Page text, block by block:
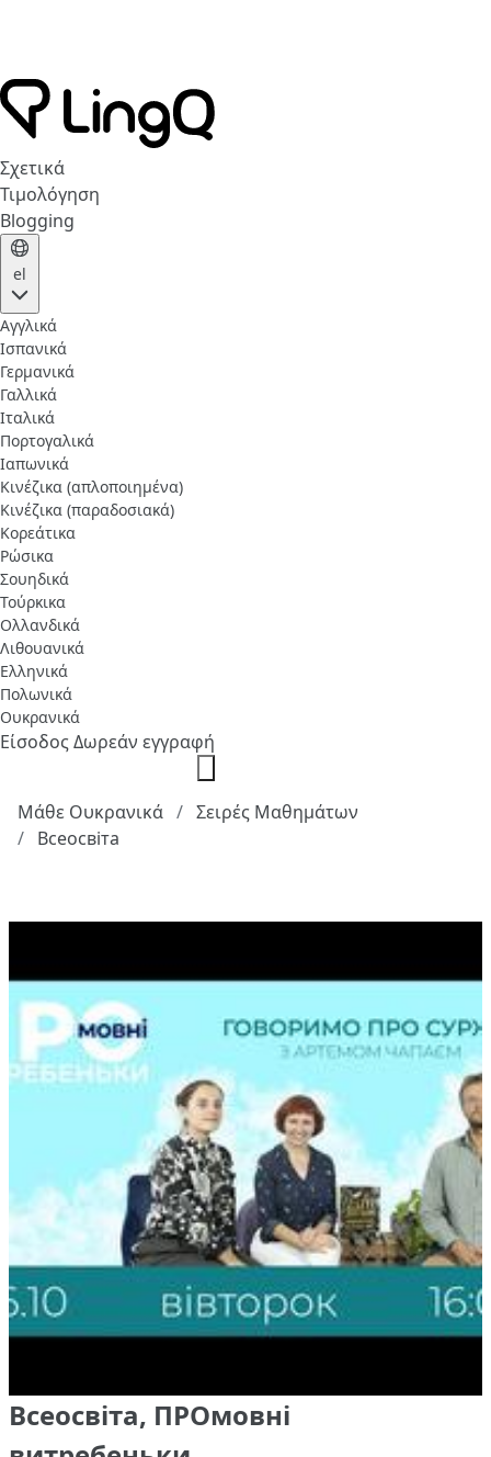
Σχετικά
Τιμολόγηση
Blogging
el
Αγγλικά
Ισπανικά
Γερμανικά
Γαλλικά
Ιταλικά
Πορτογαλικά
Ιαπωνικά
Κινέζικα (απλοποιημένα)
Κινέζικα (παραδοσιακά)
Κορεάτικα
Ρώσικα
Σουηδικά
Τούρκικα
Ολλανδικά
Λιθουανικά
Ελληνικά
Πολωνικά
Ουκρανικά
ΕίσοδοςΔωρεάν εγγραφή
Μάθε Ουκρανικά
Σειρές Μαθημάτων
Всеосвіта
Всеосвіта, ПРОмовні